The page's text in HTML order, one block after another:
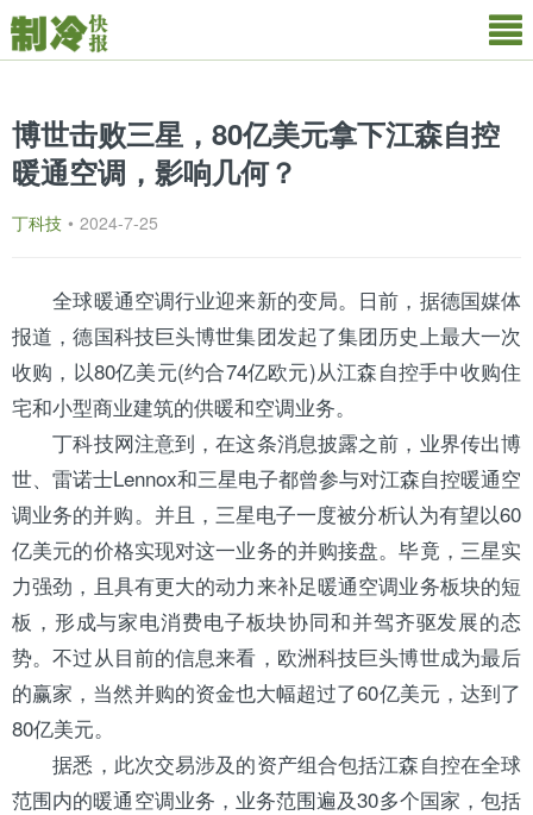
博世击败三星，80亿美元拿下江森自控
暖通空调，影响几何？
丁科技 • 2024-7-25
全球暖通空调行业迎来新的变局。日前，据德国媒体
报道，德国科技巨头博世集团发起了集团历史上最大一次
收购，以80亿美元(约合74亿欧元)从江森自控手中收购住
宅和小型商业建筑的供暖和空调业务。
丁科技网注意到，在这条消息披露之前，业界传出博
世、雷诺士Lennox和三星电子都曾参与对江森自控暖通空
调业务的并购。并且，三星电子一度被分析认为有望以60
亿美元的价格实现对这一业务的并购接盘。毕竟，三星实
力强劲，且具有更大的动力来补足暖通空调业务板块的短
板，形成与家电消费电子板块协同和并驾齐驱发展的态
势。不过从目前的信息来看，欧洲科技巨头博世成为最后
的赢家，当然并购的资金也大幅超过了60亿美元，达到了
80亿美元。
据悉，此次交易涉及的资产组合包括江森自控在全球
范围内的暖通空调业务，业务范围遍及30多个国家，包括